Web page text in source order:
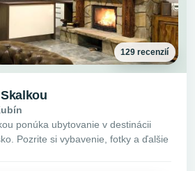
129 recenzií
ponúka ubytovanie v destinácii
Pozrite si vybavenie, fotky a ďalšie